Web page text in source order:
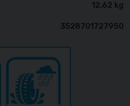
12,62 kg
3528701727950